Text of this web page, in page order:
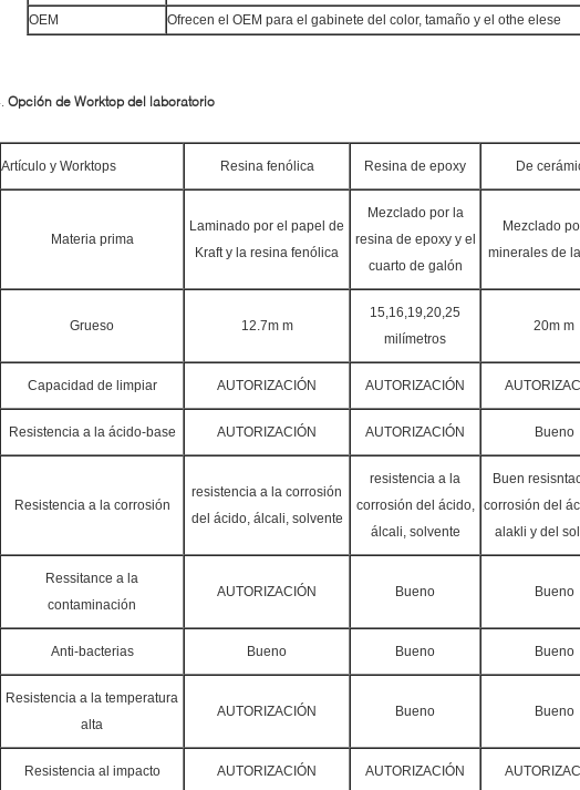
OEM
Ofrecen el OEM para el gabinete del color, tamaño y el othe elese
Opción de Worktop del laboratorio
Artículo y Worktops Resina fenólica Resina de epoxy De
Materia prima
Laminado por el papel de
Kraft y la resina fenólica
Mezclado por la
resina de epoxy y el
cuarto de galón
Mezclado
minerales de
Grueso 12.7m m
15,16,19,20,25
milímetros
20m m
Capacidad de limpiar AUTORIZACIÓN AUTORIZACIÓN
Resistencia a la ácido-base AUTORIZACIÓN AUTORIZACIÓN Bueno
Resistencia a la corrosión
resistencia a la corrosión
del ácido, álcali, solvente
resistencia a la
corrosión del ácido,
álcali, solvente
Buen
corrosión del
alakli y del
Ressitance a la
contaminación
AUTORIZACIÓN Bueno Bueno
Anti-bacterias Bueno Bueno Bueno
Resistencia a la temperatura
alta
AUTORIZACIÓN Bueno Bueno
Resistencia al impacto AUTORIZACIÓN AUTORIZACIÓN